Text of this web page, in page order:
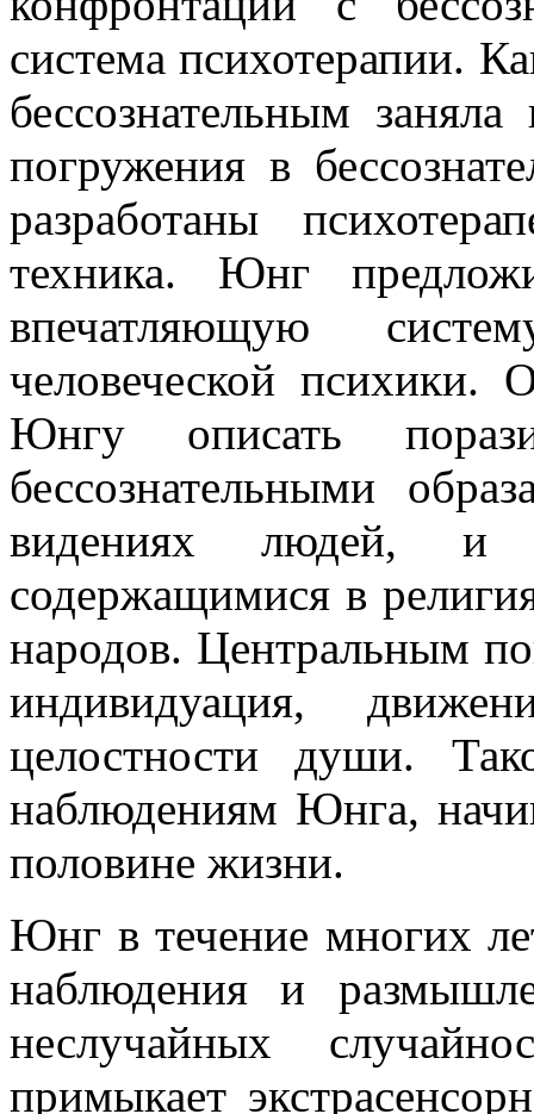
система психотерапии.
бессознательным
погружения в
разработаны
техника. Юнг
впечатляющую
человеческой психики.
Юнгу описать
бессознательными
видениях людей, и
содержащимися в
народов. Центральным
индивидуация,
целостности души.
наблюдениям Юнга,
половине жизни.
Юнг в течение многих
наблюдения и
неслучайных
примыкает